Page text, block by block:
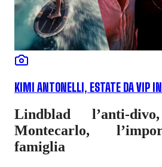
KIMI ANTONELLI, ESTATE DA VIP
Lindblad l’anti-
Montecarlo,
famiglia